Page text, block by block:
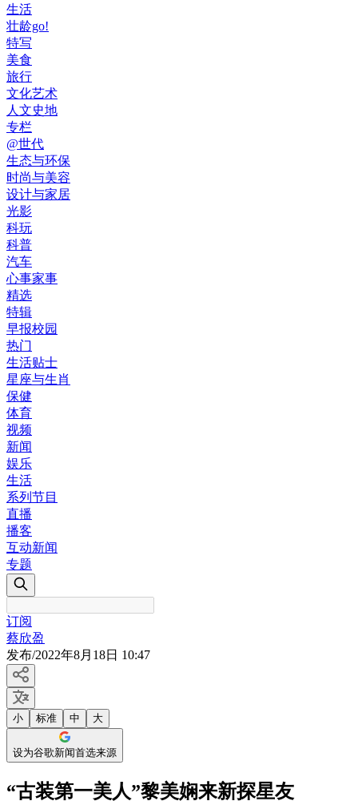
生活
壮龄go!
特写
美食
旅行
文化艺术
人文史地
专栏
@世代
生态与环保
时尚与美容
设计与家居
光影
科玩
科普
汽车
心事家事
精选
特辑
早报校园
热门
生活贴士
星座与生肖
保健
体育
视频
新闻
娱乐
生活
系列节目
直播
播客
互动新闻
专题
订阅
蔡欣盈
发布/2022年8月18日 10:47
小 标准 中 大
设为谷歌新闻首选来源
“古装第一美人”黎美娴来新探星友